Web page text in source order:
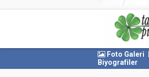
Foto Galeri
Biyografiler